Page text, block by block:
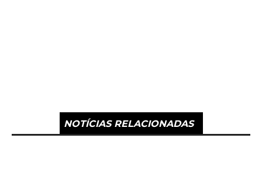
NOTÍCIAS RELACIONADAS